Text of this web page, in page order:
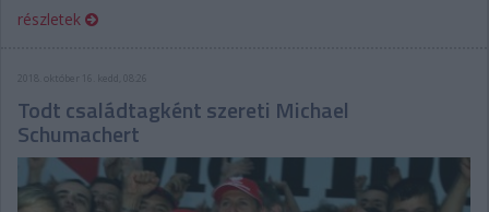
részletek
2018. október 16. kedd, 08:26
Todt családtagként szereti Michael
Schumachert